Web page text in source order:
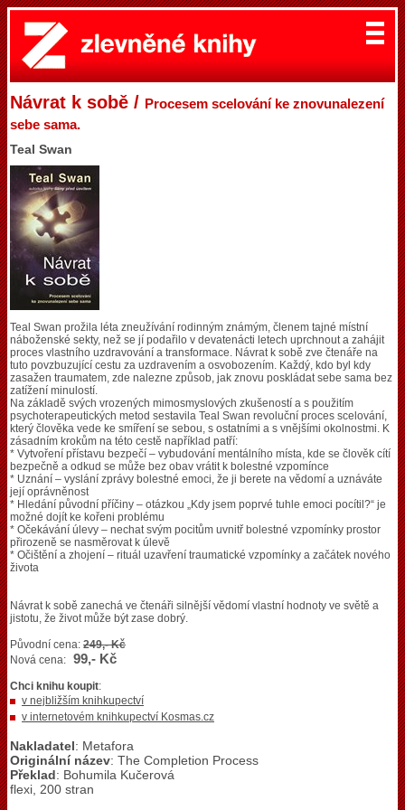
Návrat k sobě / Procesem scelování ke znovunalezení
sebe sama.
Teal Swan
Teal Swan prožila léta zneužívání rodinným známým, členem tajné místní
náboženské sekty, než se jí podařilo v devatenácti letech uprchnout a zahájit
proces vlastního uzdravování a transformace. Návrat k sobě zve čtenáře na
tuto povzbuzující cestu za uzdravením a osvobozením. Každý, kdo byl kdy
zasažen traumatem, zde nalezne způsob, jak znovu poskládat sebe sama bez
zatížení minulostí.
Na základě svých vrozených mimosmyslových zkušeností a s použitím
psychoterapeutických metod sestavila Teal Swan revoluční proces scelování,
který člověka vede ke smíření se sebou, s ostatními a s vnějšími okolnostmi. K
zásadním krokům na této cestě například patří:
* Vytvoření přístavu bezpečí – vybudování mentálního místa, kde se člověk cítí
bezpečně a odkud se může bez obav vrátit k bolestné vzpomínce
* Uznání – vyslání zprávy bolestné emoci, že ji berete na vědomí a uznáváte
její oprávněnost
* Hledání původní příčiny – otázkou „Kdy jsem poprvé tuhle emoci pocítil?“ je
možné dojít ke kořeni problému
* Očekávání úlevy – nechat svým pocitům uvnitř bolestné vzpomínky prostor
přirozeně se nasměrovat k úlevě
* Očištění a zhojení – rituál uzavření traumatické vzpomínky a začátek nového
života
Návrat k sobě zanechá ve čtenáři silnější vědomí vlastní hodnoty ve světě a
jistotu, že život může být zase dobrý.
Původní cena: 249,- Kč
Nová cena: 99,- Kč
Chci knihu koupit:
v nejbližším knihkupectví
v internetovém knihkupectví Kosmas.cz
Nakladatel: Metafora
Originální název: The Completion Process
Překlad: Bohumila Kučerová
flexi, 200 stran